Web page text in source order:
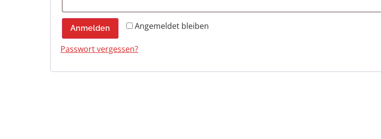
Angemeldet bleiben
Anmelden
Passwort vergessen?